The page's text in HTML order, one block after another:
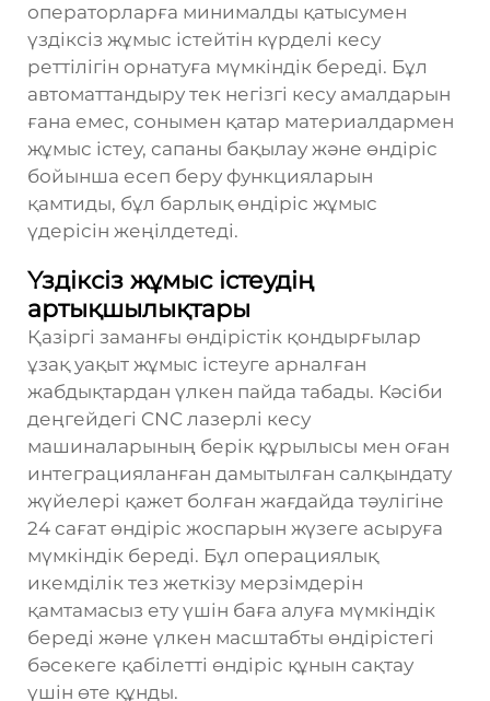
операторларға минималды қатысумен
үздіксіз жұмыс істейтін күрделі кесу
реттілігін орнатуға мүмкіндік береді. Бұл
автоматтандыру тек негізгі кесу амалдарын
ғана емес, сонымен қатар материалдармен
жұмыс істеу, сапаны бақылау және өндіріс
бойынша есеп беру функцияларын
қамтиды, бұл барлық өндіріс жұмыс
үдерісін жеңілдетеді.
Үздіксіз жұмыс істеудің
артықшылықтары
Қазіргі заманғы өндірістік қондырғылар
ұзақ уақыт жұмыс істеуге арналған
жабдықтардан үлкен пайда табады. Кәсіби
деңгейдегі CNC лазерлі кесу
машиналарының берік құрылысы мен оған
интеграцияланған дамытылған салқындату
жүйелері қажет болған жағдайда тәулігіне
24 сағат өндіріс жоспарын жүзеге асыруға
мүмкіндік береді. Бұл операциялық
икемділік тез жеткізу мерзімдерін
қамтамасыз ету үшін баға алуға мүмкіндік
береді және үлкен масштабты өндірістегі
бәсекеге қабілетті өндіріс құнын сақтау
үшін өте құнды.